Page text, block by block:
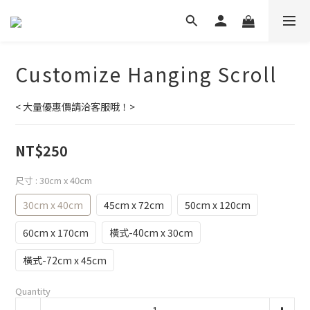
Customize Hanging Scroll
< 大量優惠價請洽客服哦！>
NT$250
尺寸 : 30cm x 40cm
30cm x 40cm 45cm x 72cm
50cm x 120cm
60cm x 170cm
橫式-40cm x 30cm
橫式-72cm x 45cm
Quantity